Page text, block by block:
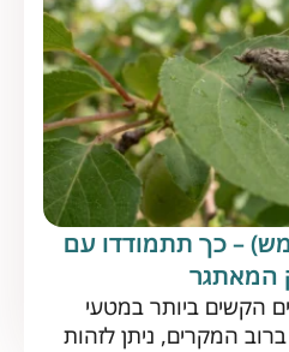
– כך תתמודדו עם
המאתגר
הקשים ביותר במטעי
המקרים, ניתן לזהות